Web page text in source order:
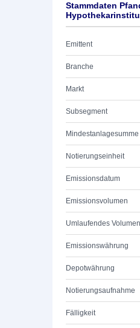
Stammdaten
Emittent
Branche
Markt
Subsegment
Mindestanlagesumme
Notierungseinheit
Emissionsdatum
Emissionsvolumen
Umlaufendes Volumen
Emissionswährung
Depotwährung
Notierungsaufnahme
Fälligkeit